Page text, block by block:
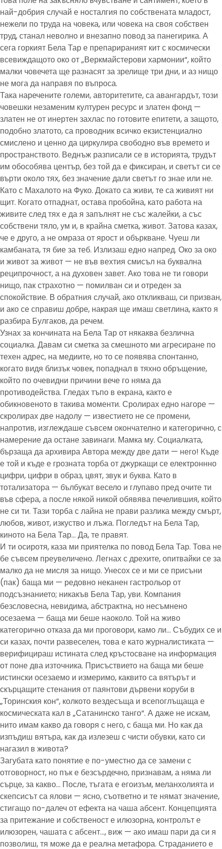
най-добрия случай е носталгия по собствената младост,
нежели по труда на човека, или човека на своя собствен
труд, станал неволно и внезапно повод за панегирика. А
сега горкият Бела Тар е препарираният кит с космически
всевиждащото око от „Веркмайстерови хармонии“, който
малки човечета ще разнасят за зрелище три дни, и аз нищо
не мога да направя по въпроса.
Така наречените големи, авторитетите, са авангардът, този
човешки незаменим културен ресурс и златен фонд —
златен не от инертен захлас по готовите епитети, а защото,
подобно златото, са проводник всичко екзистенциално
смислено и ценно да циркулира свободно във времето и
пространството. Веднъж разписали се в историята, трудът
им обособява център, без той да е фиксиран, и светът си се
върти около тях, без значение дали светът го знае или не.
Като с Махалото на Фуко. Докато са живи, те са живият ни
щит. Когато отпаднат, остава пробойна, като работа на
живите след тях е да я запълнят не със жалейки, а със
собствени тяло, ум и, в крайна сметка, живот. Затова казах,
че е друго, а не омраза от ярост и объркване. Чуеш ли
камбаната, тя бие за теб. Излизаш едно напред. Око за око
и живот за живот — не във вехтия смисъл на буквална
реципрочност, а на духовен завет. Ако това не ти говори
нищо, пак страхотно — помилван си и отреден за
спокойствие. В обратния случай, ако откликваш, си призван,
и ако се справиш добре, накрая ще имаш светлина, както я
разбира Булгаков, да речем.
Узнах за кончината на Бела Тар от някаква безлична
социалка. Давам си сметка за смешното ми агресиране по
техен адрес, на медиите, но то се появява спонтанно,
когато видя близък човек, попаднал в тяхно обръщение,
който по очевидни причини вече го няма да
противодейства. Гледах тъпо в екрана, както е
обикновеното в такива моменти. Сролирах едно нагоре —
скролирах две надолу — известието не се промени,
напротив, изглеждаше съвсем окончателно и категорично, с
намерение да остане завинаги. Мамка му. Социалката,
бързаща да архивира Автора между две дати — него! Къде
е той и къде е грозната торба от джуркащи се електроннно
цифри, цифри в образ, цвят, звук и буква. Като в
тотализатора — бълбукат весело и глупаво пред очите ти
във сфера, а после някой никой обявява печелившия, който
не си ти. Тази торба с лайна не прави разлика между смърт,
любов, живот, изкуство и лъжа. Погледът на Бела Тар,
киното на Бела Тар… Да, те правят.
И ти осиротя, каза ми приятелка по повод Бела Тар. Това не
бе съвсем преувеличено. Легнах с дрехите, опитвайки се за
малко да не мисля за нищо. Унесох се и ми се присъни
(пак) баща ми — редовно неканен гастрольор от
подсъзнанието; никакъв Бела Тар, уви. Компания
безсловесна, невидима, абстрактна, но несъмнено
осезаема — баща ми беше наоколо. Той на живо
категорично отказа да ми проговори, камо ли… Събудих се и
си казах, почти развеселен, това е като журналистиката —
верифицираш истината след кръстосване на информация
от поне два източника. Присъствието на баща ми беше
истински осезаемо и измеримо, каквито са вятърът и
скърцащите стенания от паянтови дървени коруби в
„Торинския кон“, колкото вездесъща и всепоглъщаща е
космическата кал в „Сатанинско танго“. А даже не искам,
нито имам какво да говоря с него, с баща ми. Но как да
изпъдиш вятъра, как да излезеш с чисти обувки, като си
нагазил в живота?
Загубата като понятие е по-уместно да се замени с
отговорност, но пък е безсърдечно, признавам, а няма ли
сърце, за какво… После, тъгата е егоизъм, меланхолията и
скепсисът са ялови — ясно, съответно и те нямат значение,
стигащо по-далеч от ефекта на чаша абсент. Концепцията
за притежание и собственост е илюзорна, контролът е
илюзорен, чашата с абсент…, виж — ако имаш пари да си я
позволиш, тя може да е реална метафора. Страданието е